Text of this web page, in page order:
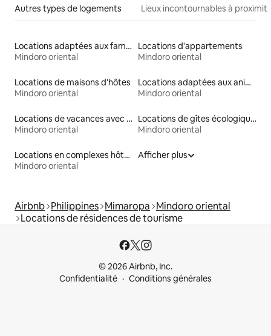
Autres types de logements Lieux incontournables à
Locations adaptées aux familles
Mindoro oriental
Locations d'appartements
Mindoro oriental
Locations de maisons d'hôtes
Mindoro oriental
Locations adaptées aux animaux
Mindoro oriental
Locations de vacances avec piscine
Mindoro oriental
Locations de gîtes écologiques
Mindoro oriental
Locations en complexes hôteliers
Mindoro oriental
Afficher plus
Airbnb Philippines Mimaropa Mindoro oriental
Locations de résidences de tourisme
© 2026 Airbnb, Inc.
Confidentialité
Conditions générales